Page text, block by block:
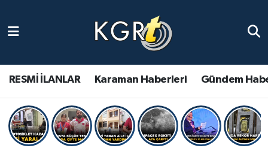
RESMİ İLANLAR Karaman Haberleri Gündem
Gündem Haberleri
Güncel Haberler
Spor Haberleri